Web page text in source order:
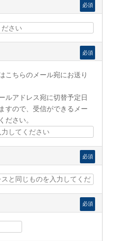
必須
必須
こちらのメール宛にお送り
ルアドレス宛に切替予定日
すので、受信ができるメー
ださい。
必須
必須